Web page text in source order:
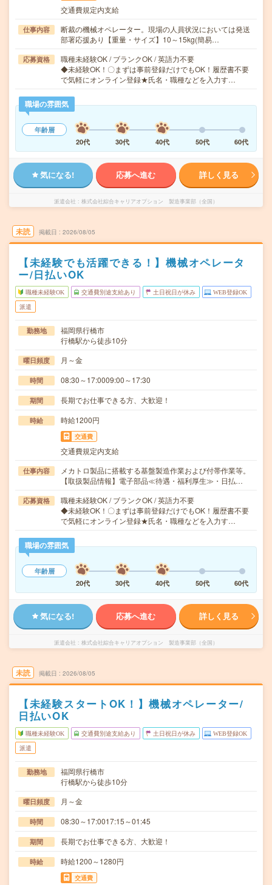
交通費規定内支給
仕事内容
断裁の機械オペレーター。現場の人員状況においては発送
部署応援あり【重量・サイズ】10～15kg(簡易…
応募資格
職種未経験OK / ブランクOK / 英語力不要
◆未経験OK！〇まずは事前登録だけでもOK！履歴書不要
で気軽にオンライン登録★氏名・職種などを入力す…
職場の雰囲気
年齢層
20代
30代 40代 50代 60代
気になる! 応募へ進む 詳しく見る
派遣会社 株式会社綜合キャリアオプション 製造事業部（全国）
未読 掲載日 2026/08/05
【未経験でも活躍できる！】機械オペレータ
ー/日払いOK
職種未経験OK 交通費別途支給あり 土日祝日が休み WEB登録OK
派遣
勤務地
福岡県行橋市
行橋駅から徒歩10分
曜日頻度 月～金
時間 08:30～17:0009:00～17:30
期間 長期でお仕事できる方、大歓迎！
時給 時給1200円
交通費
交通費規定内支給
仕事内容
メカトロ製品に搭載する基盤製造作業および付帯作業等。
【取扱製品情報】電子部品≪待遇・福利厚生≫・日払…
応募資格
職種未経験OK / ブランクOK / 英語力不要
◆未経験OK！〇まずは事前登録だけでもOK！履歴書不要
で気軽にオンライン登録★氏名・職種などを入力す…
職場の雰囲気
年齢層
20代
30代 40代 50代 60代
気になる! 応募へ進む 詳しく見る
派遣会社 株式会社綜合キャリアオプション 製造事業部（全国）
未読 掲載日 2026/08/05
【未経験スタートOK！】機械オペレーター/
日払いOK
職種未経験OK 交通費別途支給あり 土日祝日が休み WEB登録OK
派遣
勤務地
福岡県行橋市
行橋駅から徒歩10分
曜日頻度 月～金
時間 08:30～17:0017:15～01:45
期間 長期でお仕事できる方、大歓迎！
時給 時給1200～1280円
交通費